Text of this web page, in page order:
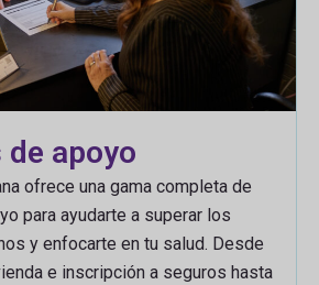
apoyo
ofrece una gama completa de
para ayudarte a superar los
y enfocarte en tu salud. Desde
e inscripción a seguros hasta